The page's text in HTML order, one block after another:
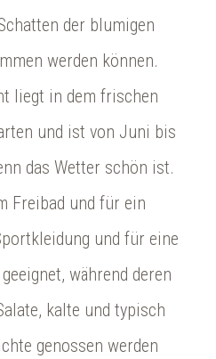
der blumigen
werden können.
liegt in dem frischen
und ist von Juni bis
das Wetter schön ist.
Freibad und für ein
und für eine
während deren
kalte und typisch
genossen werden